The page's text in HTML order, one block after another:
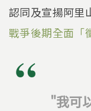
認同及宣揚阿里
戰爭後期全面「
"我可